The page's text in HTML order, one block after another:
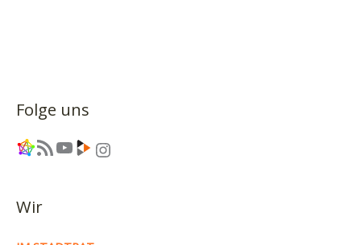
Folge uns
Link RSS-Feed YouTube Link Instagram
Wir